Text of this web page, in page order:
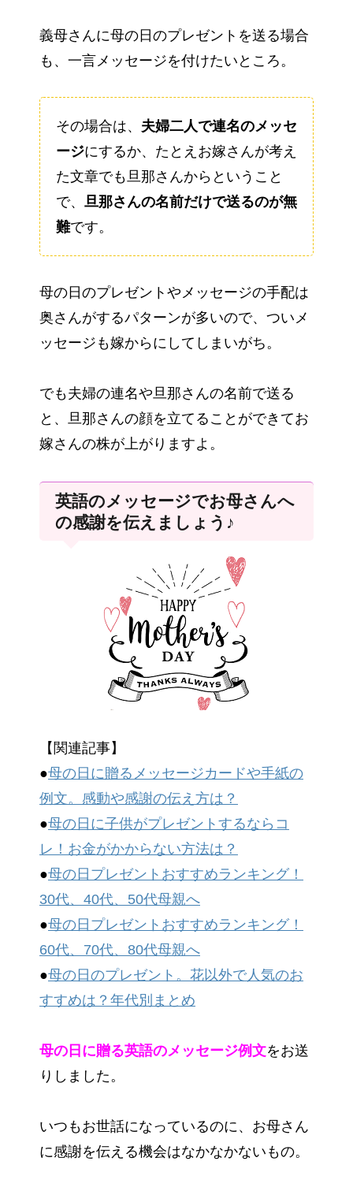
義母さんに母の日のプレゼントを送る場合
も、一言メッセージを付けたいところ。
その場合は、 夫婦二人で連名のメッセ
ージにするか、たとえお嫁さんが考え
た文章でも旦那さんからということ
で、 旦那さんの名前だけで送るのが無
難です。
母の日のプレゼントやメッセージの手配は
奥さんがするパターンが多いので、ついメ
ッセージも嫁からにしてしまいがち。
でも夫婦の連名や旦那さんの名前で送る
と、旦那さんの顔を立てることができてお
嫁さんの株が上がりますよ。
英語のメッセージでお母さんへ
の感謝を伝えましょう♪
【関連記事】
●母の日に贈るメッセージカードや手紙の
例文。感動や感謝の伝え方は？
●母の日に子供がプレゼントするならコ
レ！お金がかからない方法は？
●母の日プレゼントおすすめランキング！
30代、40代、50代母親へ
●母の日プレゼントおすすめランキング！
60代、70代、80代母親へ
●母の日のプレゼント。花以外で人気のお
すすめは？年代別まとめ
母の日に贈る英語のメッセージ例文をお送
りしました。
いつもお世話になっているのに、お母さん
に感謝を伝える機会はなかなかないもの。